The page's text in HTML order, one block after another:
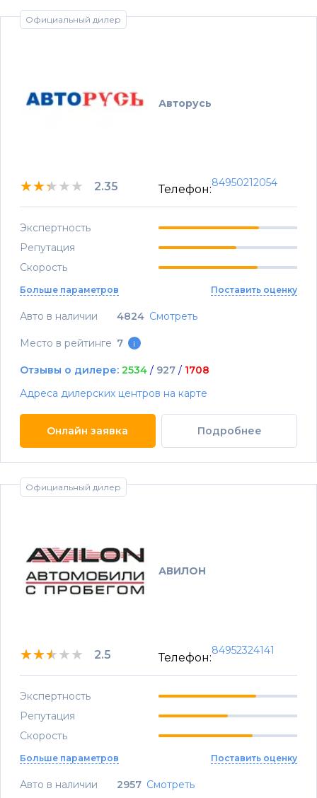
Официальный дилер
Авторусь
★★★★★
★★★★★
★★★★★ 2.35 Телефон:
84950212054
Экспертность
Репутация
Скорость
Больше параметров Поставить оценку
Авто в наличии 4824 Смотреть
Место в рейтинге 7 i
Отзывы о дилере: 2534 / 927 / 1708
Адреса дилерских центров на карте
Онлайн заявка Подробнее
Официальный дилер
АВИЛОН
★★★★★
★★★★★
★★★★★ 2.5 Телефон:
84952324141
Экспертность
Репутация
Скорость
Больше параметров Поставить оценку
Авто в наличии 2957 Смотреть